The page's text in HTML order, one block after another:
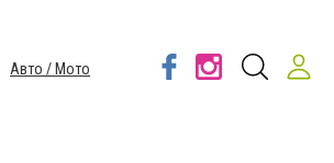
Авто / Мото